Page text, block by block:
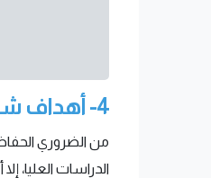
4- أهداف شخصية
من الضروري
الدراسات